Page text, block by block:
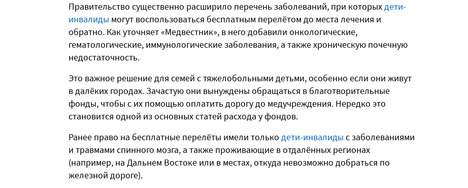
Правительство существенно расширило перечень заболеваний, при которыхдети-
инвалиды могут воспользоваться бесплатным перелётом до места лечения и
обратно. Как уточняет «Медвестник», в него добавили онкологические,
гематологические, иммунологические заболевания, а также хроническую почечную
недостаточность.
Это важное решение для семей с тяжелобольными детьми, особенно если они живут
в далёких городах. Зачастую они вынуждены обращаться в благотворительные
фонды, чтобы с их помощью оплатить дорогу до медучреждения. Нередко это
становится одной из основных статей расхода у фондов.
Ранее право на бесплатные перелёты имели только дети-инвалиды с заболеваниями
и травмами спинного мозга, а также проживающие в отдалённых регионах
(например, на Дальнем Востоке или в местах, откуда невозможно добраться по
железной дороге).